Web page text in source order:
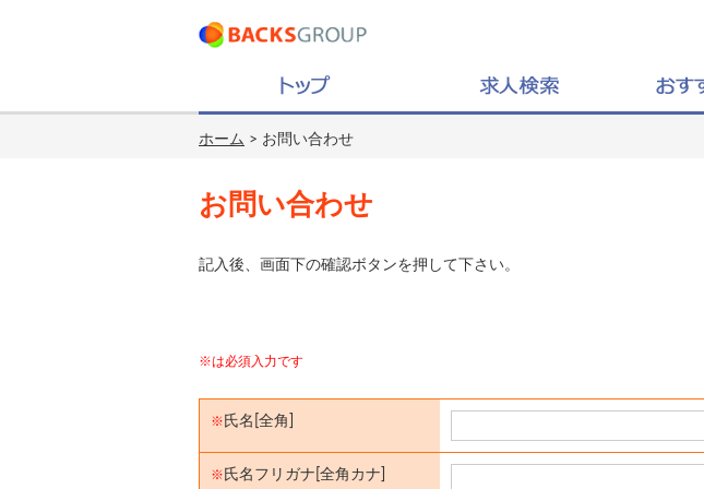
ホーム > お問い合わせ
お問い合わせ
記入後、画面下の確認ボタンを押して下さい。
※は必須入力です
※ 氏名[全角]
※ 氏名フリガナ[全角カナ]